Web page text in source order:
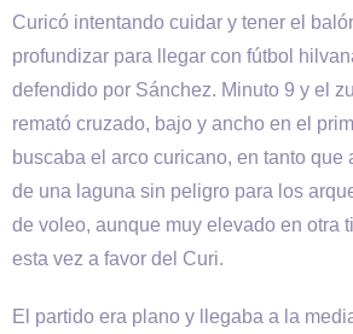
Curicó intentando cuidar y tener el
profundizar para llegar con fútbol
defendido por Sánchez. Minuto 9 y el
remató cruzado, bajo y ancho en el
buscaba el arco curicano, en tanto que
de una laguna sin peligro para los
de voleo, aunque muy elevado en otra
esta vez a favor del Curi.
El partido era plano y llegaba a la